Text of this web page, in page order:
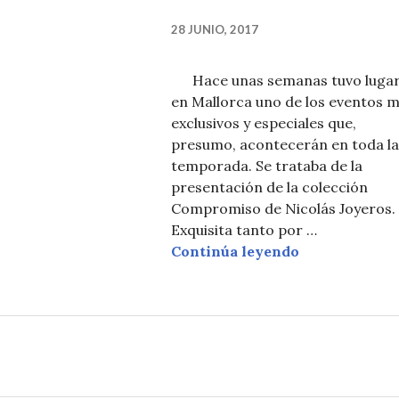
28 JUNIO, 2017
Hace unas semanas tuvo
en Mallorca uno de los eventos
exclusivos y especiales que,
presumo, acontecerán en toda la
temporada. Se trataba de la
presentación de la colección
Compromiso de Nicolás Joyeros.
Exquisita tanto por …
Continúa leyendo